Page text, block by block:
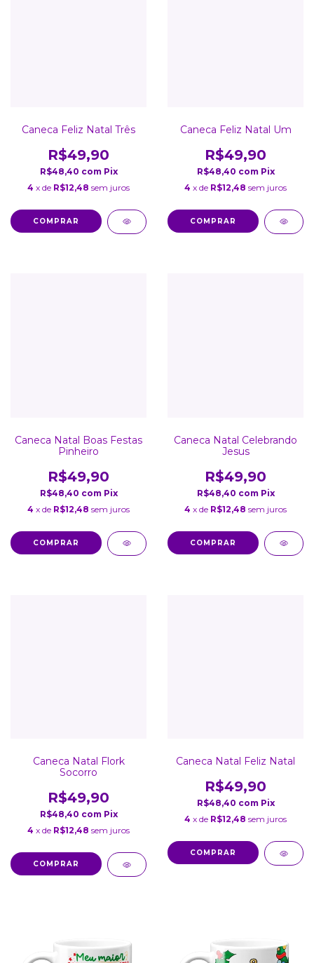
Caneca Feliz Natal Três
R$49,90
R$48,40 com Pix
4 x de R$12,48 sem juros
COMPRAR
Caneca Feliz Natal Um
R$49,90
R$48,40 com Pix
4 x de R$12,48 sem juros
COMPRAR
Caneca Natal Boas Festas
Pinheiro
R$49,90
R$48,40 com Pix
4 x de R$12,48 sem juros
COMPRAR
Caneca Natal Celebrando
Jesus
R$49,90
R$48,40 com Pix
4 x de R$12,48 sem juros
COMPRAR
Caneca Natal Flork
Socorro
R$49,90
R$48,40 com Pix
4 x de R$12,48 sem juros
COMPRAR
Caneca Natal Feliz Natal
R$49,90
R$48,40 com Pix
4 x de R$12,48 sem juros
COMPRAR